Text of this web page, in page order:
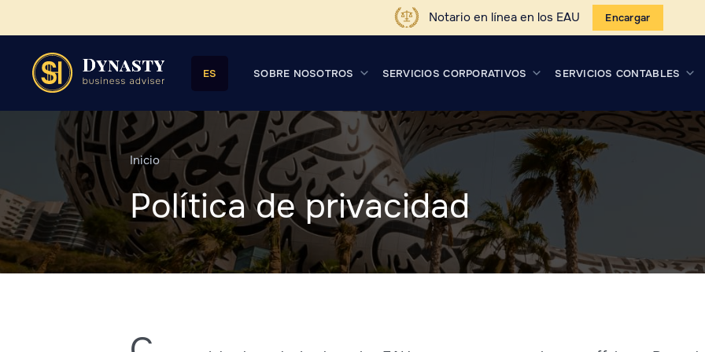
Notario en línea en los EAU Encargar
ES SOBRE NOSOTROS SERVICIOS CORPORATIVOS SERVICIOS CONTABLES
Inicio
Política de privacidad